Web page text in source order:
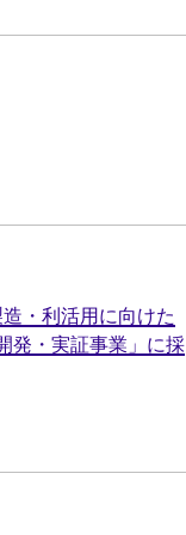
・利活用に向けた
発・実証事業」に採